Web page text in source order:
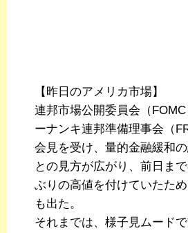
【昨日のアメリカ市場】
連邦市場公開委員会（
ーナンキ連邦準備理事会（
会見を受け、量的金融緩和
との見方が広がり、前日ま
ぶりの高値を付けていたた
も出た。
それまでは、様子見ムード